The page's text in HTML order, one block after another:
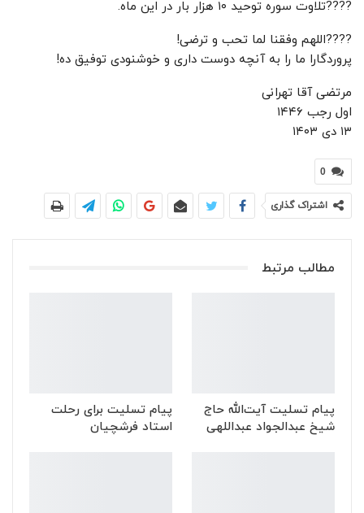
????تلاوت سوره توحید ۱۰ هزار بار در این ماه.
????اللهم وفقنا لما تحب و ترضی!
پروردگارا ما را به آنچه دوست داری و خوشنودی توفیق ده!
مرتضی آقا تهرانی
اول رجب ۱۴۴۶
۱۳ دی ۱۴۰۳
0
اشتراک گذاری
مطالب مرتبط
پیام تسلیت آیت‌الله حاج
شیخ عبدالجواد عبداللهی
پیام تسلیت برای رحلت
استاد فرشچیان